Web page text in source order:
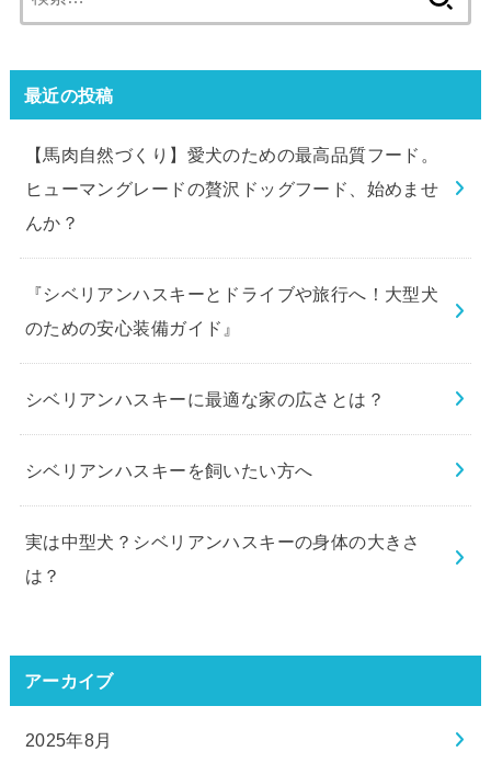
索:
最近の投稿
【馬肉自然づくり】愛犬のための最高品質フード。
ヒューマングレードの贅沢ドッグフード、始めませ
んか？
『シベリアンハスキーとドライブや旅行へ！大型犬
のための安心装備ガイド』
シベリアンハスキーに最適な家の広さとは？
シベリアンハスキーを飼いたい方へ
実は中型犬？シベリアンハスキーの身体の大きさ
は？
アーカイブ
2025年8月